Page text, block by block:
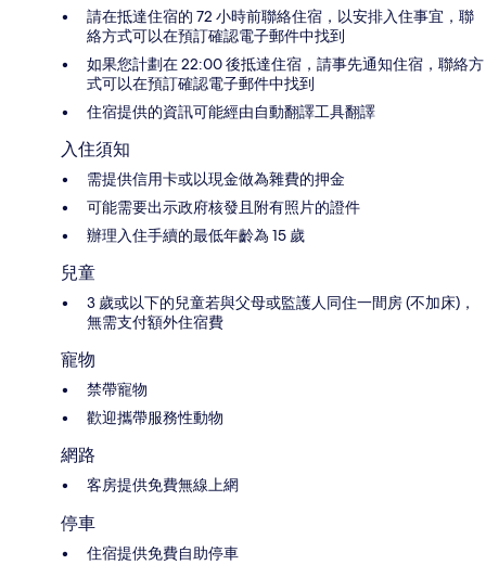
請在抵達住宿的 72 小時前聯絡住宿，以安排入住事宜，聯
絡方式可以在預訂確認電子郵件中找到
如果您計劃在 22:00 後抵達住宿，請事先通知住宿，聯絡方
式可以在預訂確認電子郵件中找到
住宿提供的資訊可能經由自動翻譯工具翻譯
入住須知
需提供信用卡或以現金做為雜費的押金
可能需要出示政府核發且附有照片的證件
辦理入住手續的最低年齡為 15 歲
兒童
3 歲或以下的兒童若與父母或監護人同住一間房 (不加床)，
無需支付額外住宿費
寵物
禁帶寵物
歡迎攜帶服務性動物
網路
客房提供免費無線上網
停車
住宿提供免費自助停車